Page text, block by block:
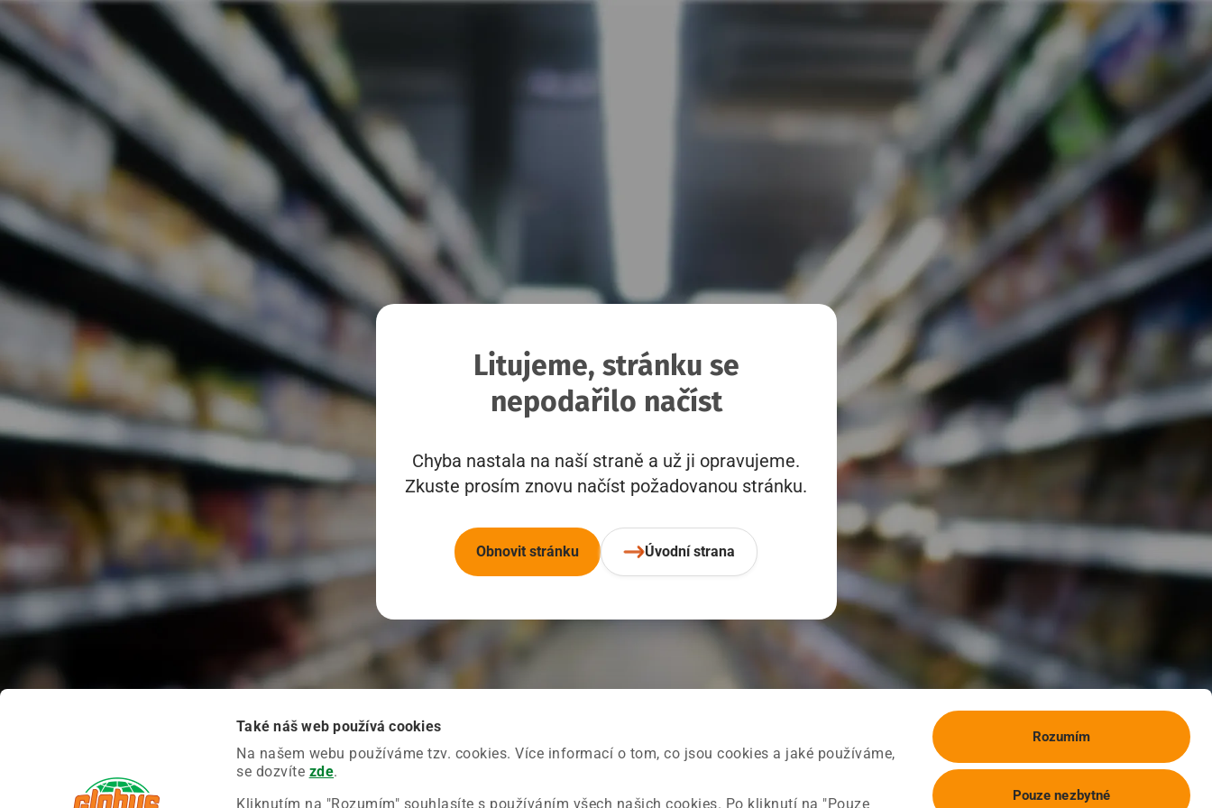
Také náš web používá cookies
Na našem webu používáme tzv. cookies. Více informací o tom, co jsou cookies a jaké používáme,
se dozvíte zde.
Kliknutím na "Rozumím" souhlasíte s používáním všech našich cookies. Po kliknutí na "Pouze
Rozumím
Pouze nezbytné
Litujeme, stránku se
nepodařilo načíst
Chyba nastala na naší straně a už ji opravujeme.
Zkuste prosím znovu načíst požadovanou stránku.
Obnovit stránku Úvodní strana